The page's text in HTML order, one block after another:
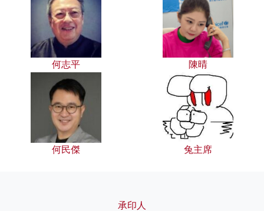
何志平 陳晴
何民傑 兔主席
承印人